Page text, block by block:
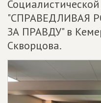
"СПРАВЕДЛИВАЯ
ЗА ПРАВДУ" в
Скворцова.